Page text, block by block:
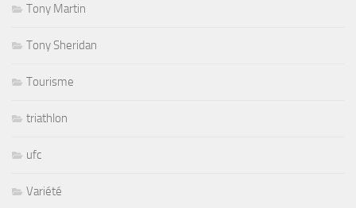
Tony Martin
Tony Sheridan
Tourisme
triathlon
ufc
Variété